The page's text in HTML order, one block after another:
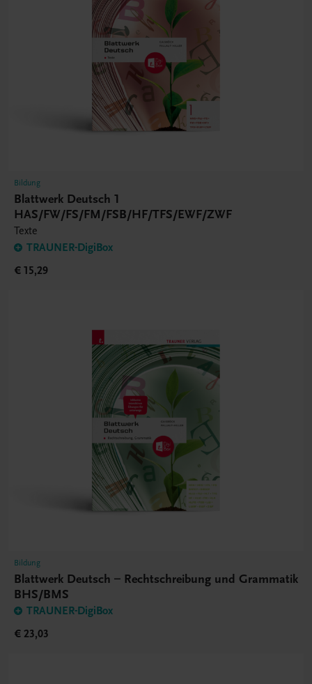
Bildung
Blattwerk Deutsch 1
HAS/FW/FS/FM/FSB/HF/TFS/EWF/ZWF
Texte
TRAUNER-DigiBox
€ 15,29
Bildung
Blattwerk Deutsch – Rechtschreibung und Grammatik
BHS/BMS
TRAUNER-DigiBox
€ 23,03